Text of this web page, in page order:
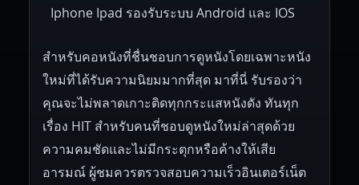
Iphone Ipad รองรับระบบ Android และ IOS
สำหรับคอหนังที่ชื่นชอบการดูหนังโดยเฉพาะหนัง
ใหม่ที่ได้รับความนิยมมากที่สุด มาที่นี่ รับรองว่า
คุณจะไม่พลาดเกาะติดทุกกระแสหนังดัง ทันทุก
เรื่อง HIT สำหรับคนที่ชอบดูหนังใหม่ล่าสุดด้วย
ความคมชัดและไม่มีกระตุกหรือค้างให้เสีย
อารมณ์ ผู้ชมควรตรวจสอบความเร็วอินเตอร์เน็ต